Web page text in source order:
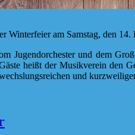
Winterfeier am Samstag, den
Jugendorchester und dem
heißt der Musikverein den
und